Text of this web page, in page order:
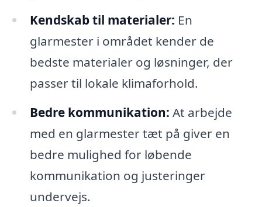
Kendskab til materialer: En
glarmester i området kender de
bedste materialer og løsninger, der
passer til lokale klimaforhold.
Bedre kommunikation: At arbejde
med en glarmester tæt på giver en
bedre mulighed for løbende
kommunikation og justeringer
undervejs.